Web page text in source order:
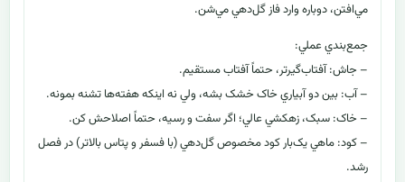
مي‌افتن، دوباره وارد فاز گل‌دهي مي‌شن.
جمع‌بندي عملي:
– جاش: آفتاب‌گيرتر، حتماً آفتاب مستقيم.
– آب: بين دو آبياري خاک خشک بشه، ولي نه اينکه هفته‌ها تشنه بمونه.
– خاک: سبک، زهکشي عالي؛ اگر سفت و رسيه، حتماً اصلاحش کن.
– کود: ماهي يک‌بار کود مخصوص گل‌دهي (با فسفر و پتاس بالاتر) در فصل
رشد.